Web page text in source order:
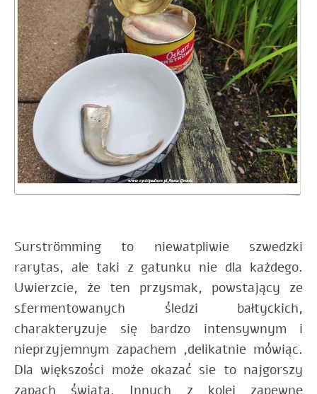
Surströmming to niewatpliwie szwedzki
rarytas, ale taki z gatunku nie dla każdego.
Uwierzcie, że ten przysmak, powstający ze
sfermentowanych śledzi bałtyckich,
charakteryzuje się bardzo intensywnym i
nieprzyjemnym zapachem ,delikatnie mówiąc.
Dla większości może okazać sie to najgorszy
zapach świata. Innych z kolei zapewne